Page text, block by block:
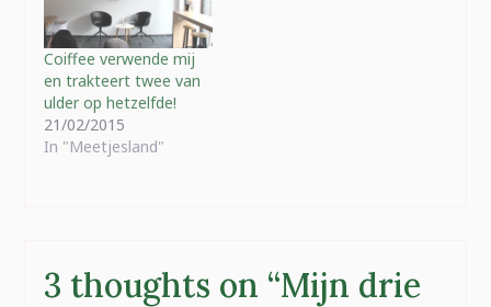
Coiffee verwende mij
en trakteert twee van
ulder op hetzelfde!
21/02/2015
In "Meetjesland"
3 thoughts on “Mijn drie